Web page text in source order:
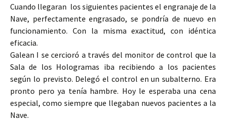
Cuando llegaran los siguientes pacientes el engranaje de la
Nave, perfectamente engrasado, se pondría de nuevo en
funcionamiento. Con la misma exactitud, con idéntica
eficacia.
Galean I se cercioró a través del monitor de control que la
Sala de los Hologramas iba recibiendo a los pacientes
según lo previsto. Delegó el control en un subalterno. Era
pronto pero ya tenía hambre. Hoy le esperaba una cena
especial, como siempre que llegaban nuevos pacientes a la
Nave.